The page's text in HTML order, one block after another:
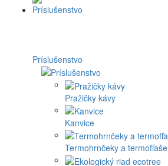
Príslušenstvo
Pražičky kávy
Kanvice
Termohrnčeky a termofľaše